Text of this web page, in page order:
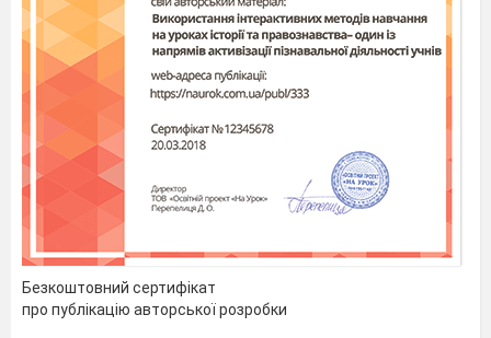
ГРУПИ
Роторуа - місцевість зі слідами вулканічної
діяльності
У Роторуа немає місця, не порушеного термальною
місто Бас-Хаус, заснований в 1908 році, що зберегло
ауру едвардіанської вишуканості. Популярна човнова
Безкоштовний сертифікат
про публікацію авторської розробки